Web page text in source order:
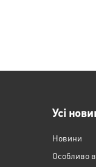
Усі
Новини
Особливо